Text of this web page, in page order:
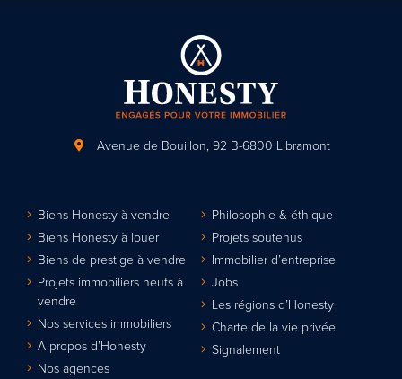
Avenue de Bouillon, 92 B-6800 Libramont
Biens Honesty à vendre
Biens Honesty à louer
Biens de prestige à vendre
Projets immobiliers neufs à
vendre
Nos services immobiliers
A propos d’Honesty
Nos agences
Philosophie & éthique
Projets soutenus
Immobilier d’entreprise
Jobs
Les régions d’Honesty
Charte de la vie privée
Signalement